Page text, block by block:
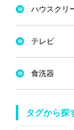
ハウスクリ
テレビ
食洗器
タグから探